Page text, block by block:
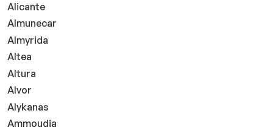
Alicante
Almunecar
Almyrida
Altea
Altura
Alvor
Alykanas
Ammoudia